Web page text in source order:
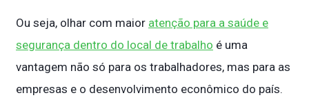
Ou seja, olhar com maior atenção para a saúde e
segurança dentro do local de trabalho é uma
vantagem não só para os trabalhadores, mas para as
empresas e o desenvolvimento econômico do país.